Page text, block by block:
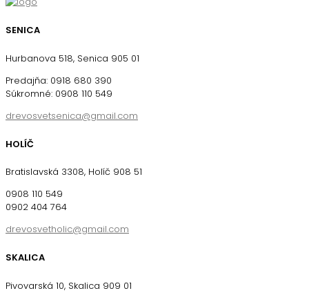
SENICA
Hurbanova 518, Senica 905 01
Predajňa: 0918 680 390
Súkromné: 0908 110 549
drevosvetsenica@gmail.com
HOLÍČ
Bratislavská 3308, Holíč 908 51
0908 110 549
0902 404 764
drevosvetholic@gmail.com
SKALICA
Pivovarská 10, Skalica 909 01